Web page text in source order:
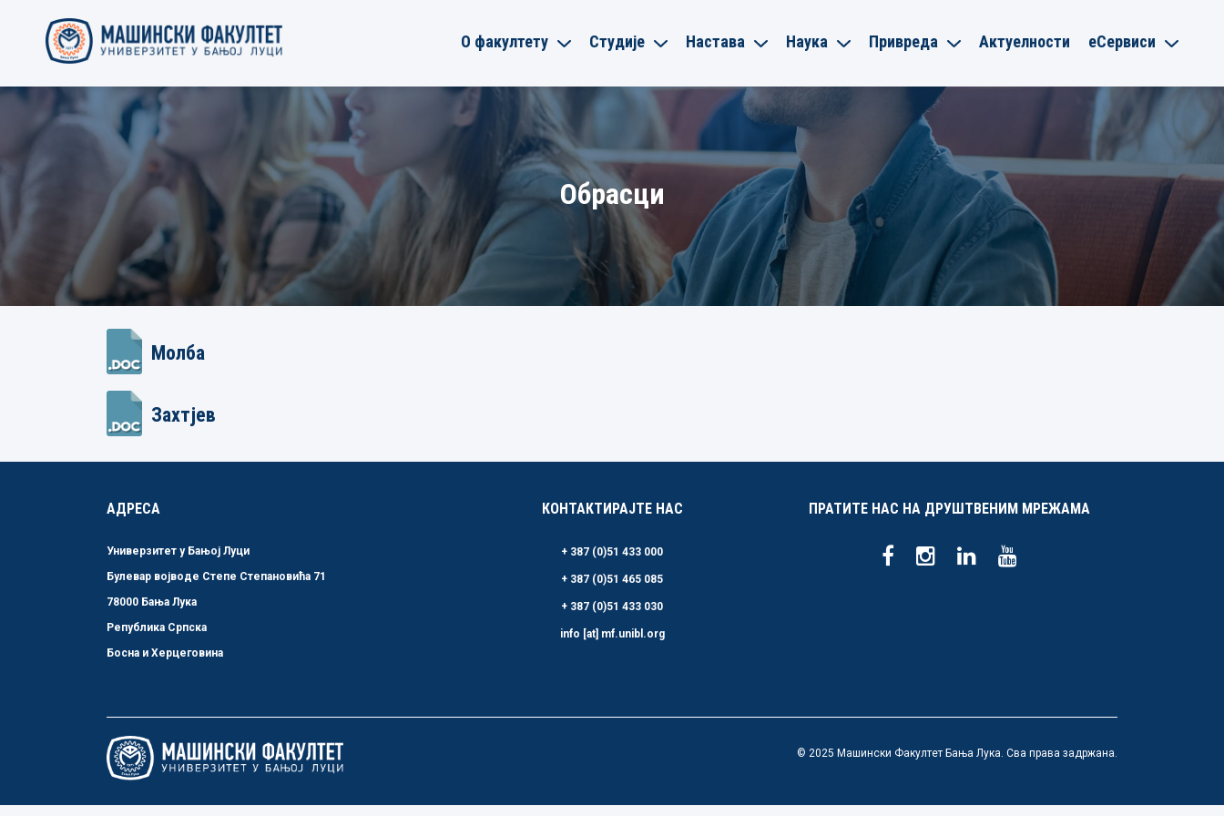
О факултету Студије Настава Наука Привреда Актуелности еСервиси
Обрасци
Молба
Захтјев
АДРЕСА
Универзитет у Бањој Луци
Булевар војводе Степе Степановића 71
78000 Бања Лука
Република Српска
Босна и Херцеговина
КОНТАКТИРАЈТЕ НАС
+ 387 (0)51 433 000
+ 387 (0)51 465 085
+ 387 (0)51 433 030
info [at] mf.unibl.org
ПРАТИТЕ НАС НА ДРУШТВЕНИМ МРЕЖАМА
© 2025 Машински Факултет Бања Лука. Сва права задржана.